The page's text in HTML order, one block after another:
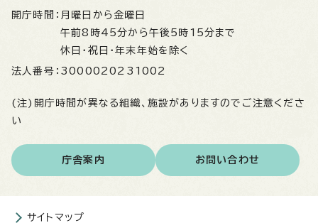
開庁時間： 月曜日から金曜日
午前8時45分から午後5時15分まで
休日・祝日・年末年始を除く
法人番号： 3000020231002
(注)開庁時間が異なる組織、施設がありますのでご注意くださ
い
庁舎案内 お問い合わせ
サイトマップ